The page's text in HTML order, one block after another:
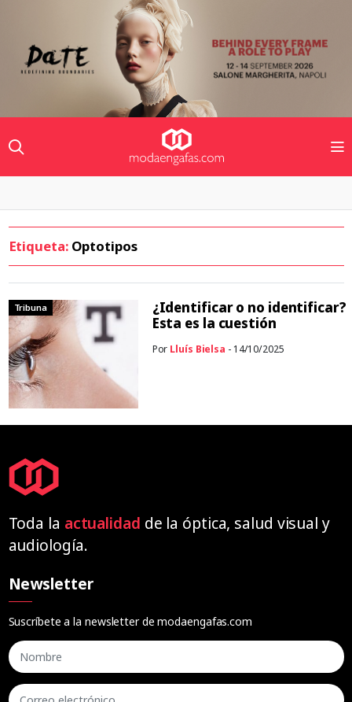
Etiqueta: Optotipos
Tribuna
¿Identificar o no identificar?
Esta es la cuestión
Por Lluís Bielsa - 14/10/2025
Toda la actualidad de la óptica, salud visual y
audiología.
Newsletter
Suscríbete a la newsletter de modaengafas.com